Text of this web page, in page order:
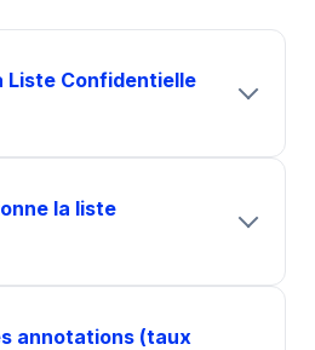
Liste Confidentielle
la liste
annotations (taux